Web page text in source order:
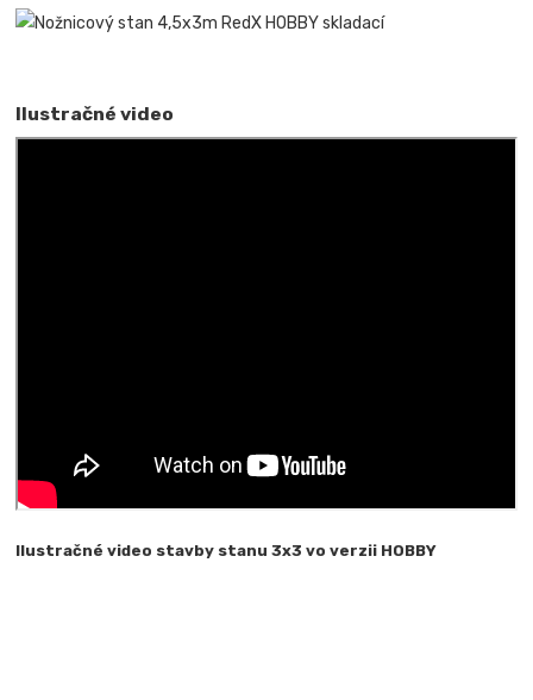
Ilustračné video
Ilustračné video stavby stanu 3x3 vo verzii HOBBY